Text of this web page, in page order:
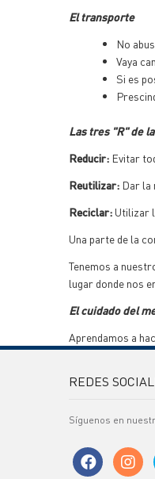
El transporte
No
Vaya
Si es
Las tres "R" de
Reducir: Evitar
Reutilizar: Dar la
Reciclar: Utilizar
Una parte de la
Tenemos a
lugar donde nos
El cuidado del
Aprendamos a
REDES
Síguenos en